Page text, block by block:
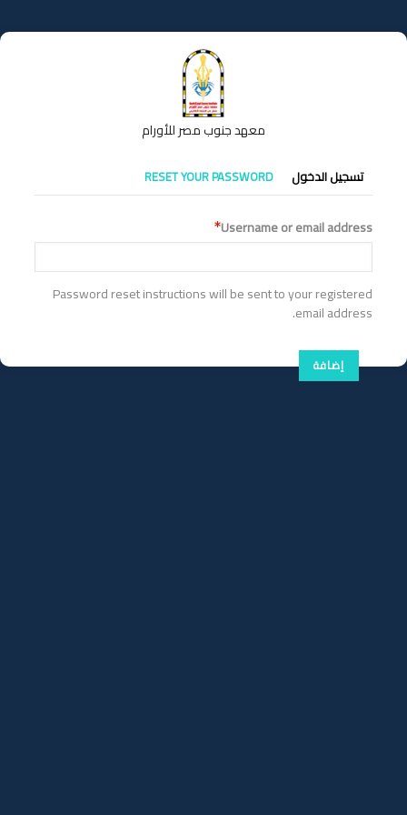
إلى
المحتوى
معهد جنوب مصر للأورام
التبويبات
الأساسية
تسجيل الدخول RESET YOUR PASSWORD
Username or email address
Password reset instructions will be sent to your registered
email address.